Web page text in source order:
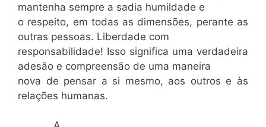
mantenha sempre a sadia humildade e
o respeito, em todas as dimensões, perante as
outras pessoas. Liberdade com
responsabilidade! Isso significa uma verdadeira
adesão e compreensão de uma maneira
nova de pensar a si mesmo, aos outros e às
relações humanas.